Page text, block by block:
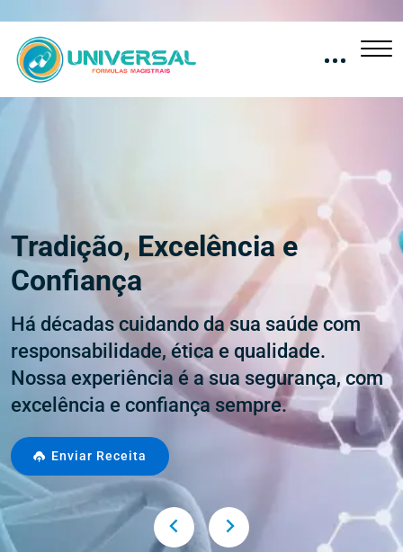
Tradição, Excelência e
Confiança
Há décadas cuidando da sua saúde com
responsabilidade, ética e qualidade.
Nossa experiência é a sua segurança, com
excelência e confiança sempre.
Enviar Receita